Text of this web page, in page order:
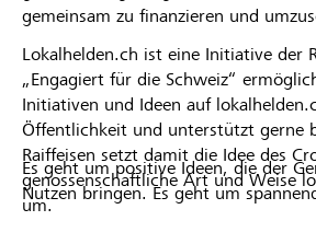
gemeinsam zu finanzieren und
Lokalhelden.ch ist eine Initiative der
„Engagiert für die Schweiz“
Initiativen und Ideen auf
Öffentlichkeit und unterstützt gerne
Raiffeisen setzt damit die Idee des
genossenschaftliche Art und Weise
um.
Es geht um positive Ideen, die der
Nutzen bringen. Es geht um